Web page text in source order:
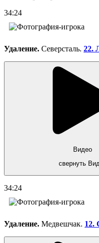
34:24
Удаление. Северсталь. 22.
Видео
свернуть
34:24
Удаление. Медвешчак. 12.